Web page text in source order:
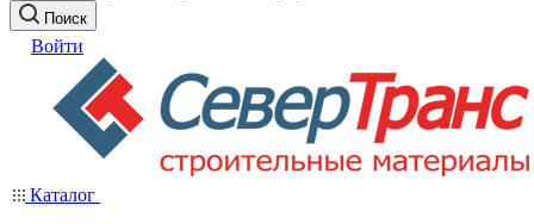
Поиск
Войти
Каталог